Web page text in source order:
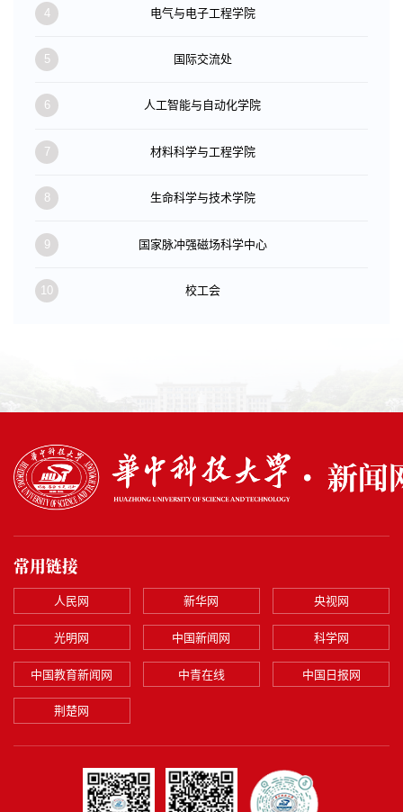
4 电气与电子工程学院
5 国际交流处
6 人工智能与自动化学院
7 材料科学与工程学院
8 生命科学与技术学院
9 国家脉冲强磁场科学中心
10 校工会
常用链接
人民网 新华网 央视网
光明网 中国新闻网 科学网
中国教育新闻网 中青在线 中国日报网
荆楚网